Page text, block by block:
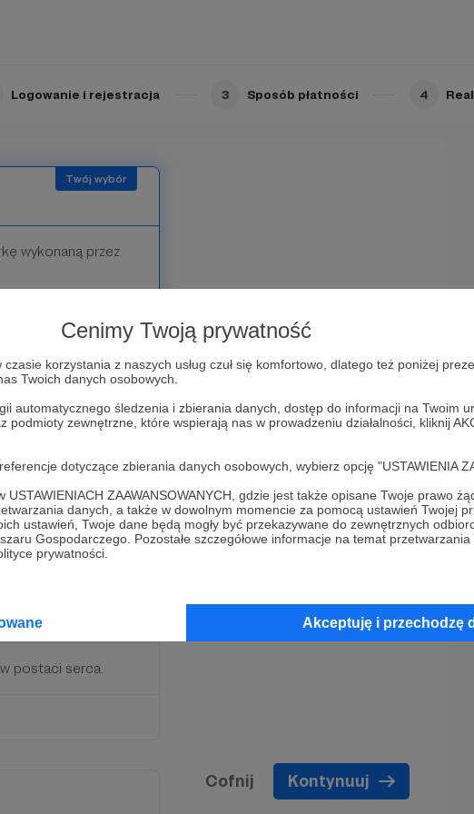
Cenimy Twoją prywatność
korzystania z naszych usług czuł się komfortowo, dlatego też poniżej
Twoich danych osobowych.
automatycznego śledzenia i zbierania danych, dostęp do informacji na Twoim
zewnętrzne, które wspierają nas w prowadzeniu działalności, kliknij
dotyczące zbierania danych osobowych, wybierz opcję "USTAWIENIA
ZAAWANSOWANYCH, gdzie jest także opisane Twoje prawo
danych, a także w dowolnym momencie za pomocą ustawień Twojej
ustawień, Twoje dane będą mogły być przekazywane do zewnętrznych
Gospodarczego. Pozostałe szczegółowe informacje na temat
prywatności.
Akceptuję i przechodzę
Logowanie i rejestracja 3 Sposób płatności 4
wykonaną przez
e-mail bądź telefon
postaci serca.
Cofnij Kontynuuj